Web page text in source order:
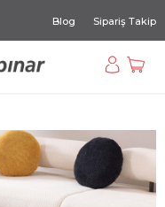
Blog Sipariş Takip